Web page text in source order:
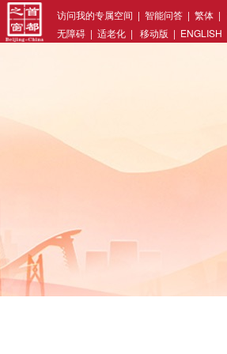
访问我的专属空间 | 智能问答 | 繁体 |
无障碍 | 适老化 | 移动版 | ENGLISH